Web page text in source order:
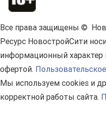
Все права защищены ©
Ресурс НовостройСити
информационный характер
офертой.
Мы используем cookies и
корректной работы сайта.